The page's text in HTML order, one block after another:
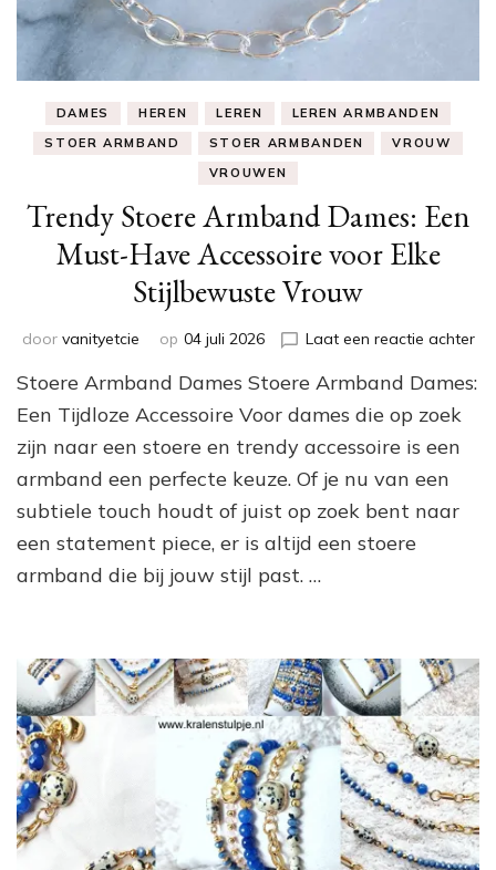
DAMES HEREN LEREN
LEREN ARMBANDEN
STOER ARMBAND
STOER ARMBANDEN
VROUW
VROUWEN
Trendy Stoere Armband Dames: Een
Must-Have Accessoire voor Elke
Stijlbewuste Vrouw
door vanityetcie op 04 juli 2026 Laat een reactie achterop
Stoere Armband Dames Stoere Armband Dames:
Een Tijdloze Accessoire Voor dames die op zoek
zijn naar een stoere en trendy accessoire is een
armband een perfecte keuze. Of je nu van een
subtiele touch houdt of juist op zoek bent naar
een statement piece, er is altijd een stoere
armband die bij jouw stijl past. …